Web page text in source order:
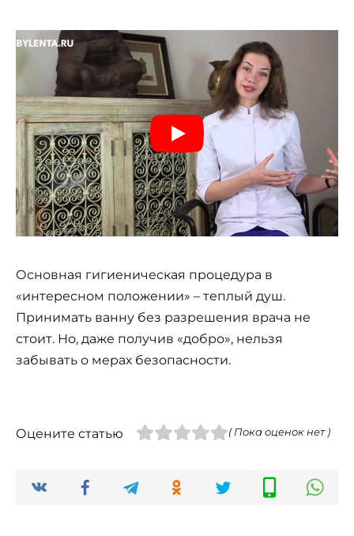
Основная гигиеническая процедура в
«интересном положении» – теплый душ.
Принимать ванну без разрешения врача не
стоит. Но, даже получив «добро», нельзя
забывать о мерах безопасности.
Оцените статью ( Пока оценок нет )